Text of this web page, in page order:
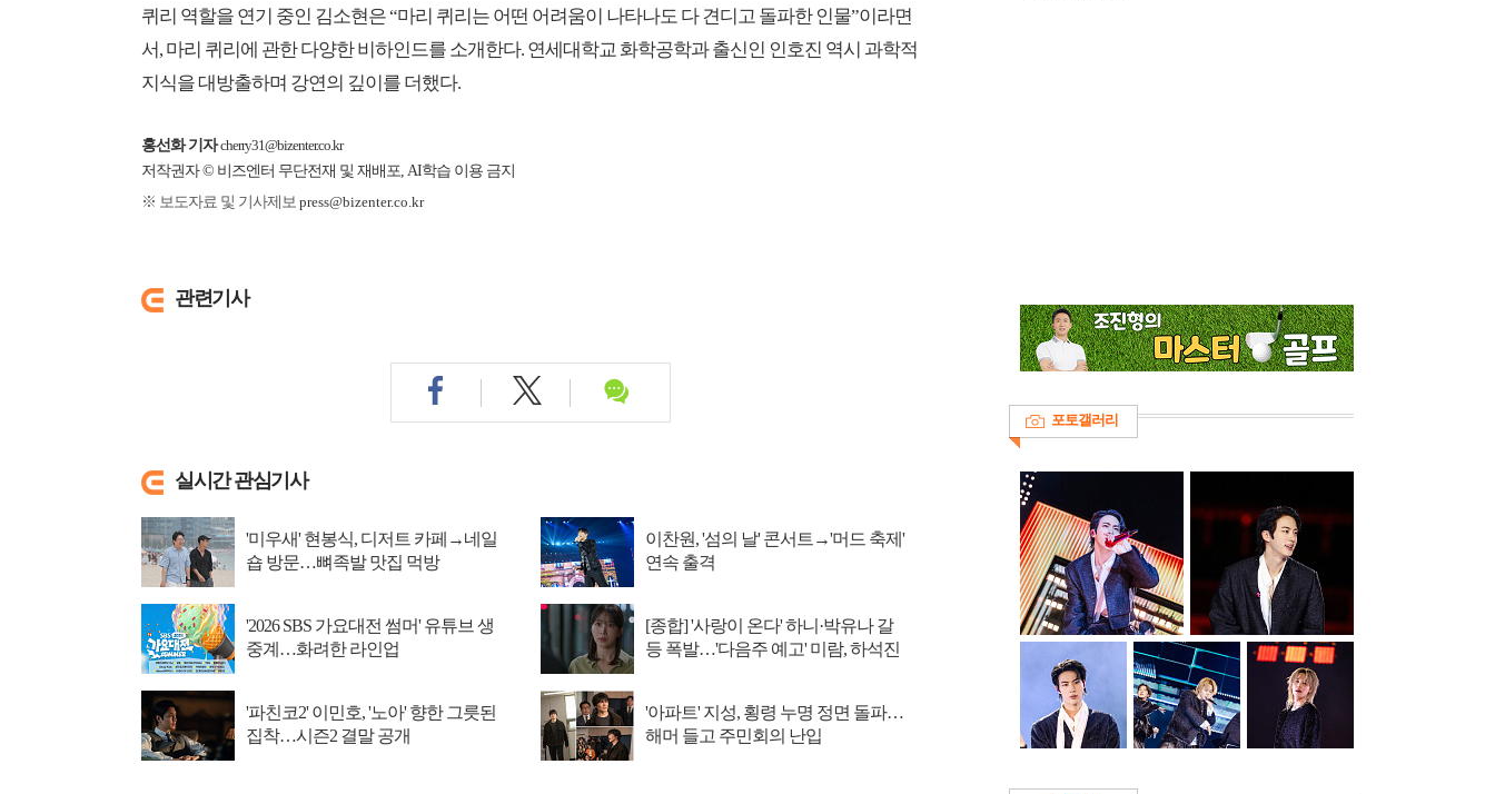
퀴리 역할을 연기 중인 김소현은 “마리 퀴리는 어떤 어려움이 나타나도 다 견디고 돌파한 인물”이라면
서, 마리 퀴리에 관한 다양한 비하인드를 소개한다. 연세대학교 화학공학과 출신인 인호진 역시 과학적
지식을 대방출하며 강연의 깊이를 더했다.
홍선화 기자 cherry31@bizenter.co.kr
저작권자 © 비즈엔터 무단전재 및 재배포, AI학습 이용 금지
※ 보도자료 및 기사제보 press@bizenter.co.kr
관련기사
실시간 관심기사
'미우새' 현봉식, 디저트 카페→네일
숍 방문…뼈족발 맛집 먹방
이찬원, '섬의 날' 콘서트→'머드 축제'
연속 출격
'2026 SBS 가요대전 썸머' 유튜브 생
중계…화려한 라인업
[종합] '사랑이 온다' 하니·박유나 갈
등 폭발…'다음주 예고' 미람, 하석진
'파친코2' 이민호, '노아' 향한 그릇된
집착…시즌2 결말 공개
'아파트' 지성, 횡령 누명 정면 돌파…
해머 들고 주민회의 난입
포토갤러리